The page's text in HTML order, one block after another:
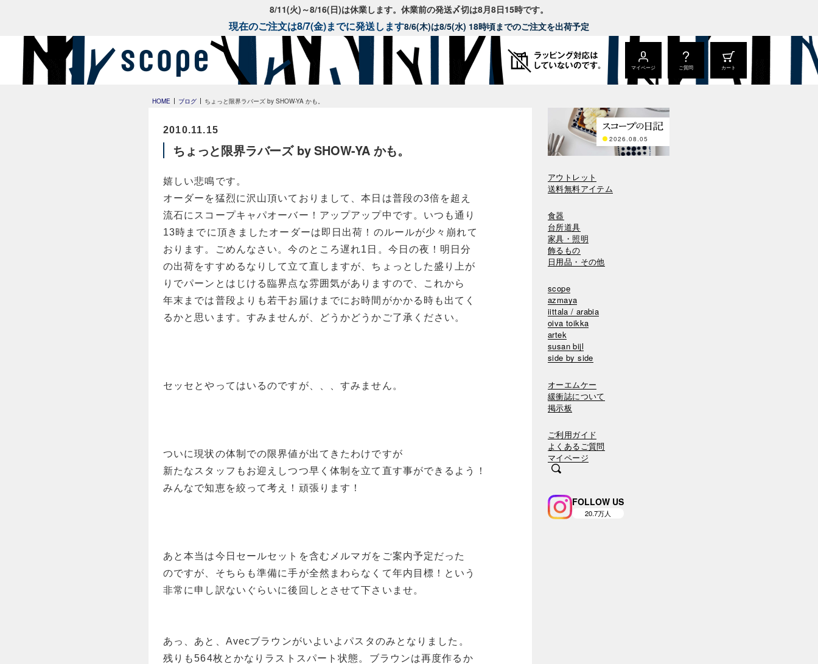
8/11(火)～8/16(日)は休業します。休業前の発送〆切は8月8日15時です。
現在のご注文は8/7(金)までに発送します8/6(木)は8/5(水) 18時頃までのご注文を出荷予定
マイページ ご質問 カート
HOME ブログ ちょっと限界ラバーズ by SHOW-YA かも。
2010.11.15
ちょっと限界ラバーズ by SHOW-YA かも。
嬉しい悲鳴です。
オーダーを猛烈に沢山頂いておりまして、本日は普段の3倍を超え
流石にスコープキャパオーバー！アップアップ中です。いつも通り
13時までに頂きましたオーダーは即日出荷！のルールが少々崩れて
おります。ごめんなさい。今のところ遅れ1日。今日の夜！明日分
の出荷をすすめるなりして立て直しますが、ちょっとした盛り上が
りでパーンとはじける臨界点な雰囲気がありますので、これから
年末までは普段よりも若干お届けまでにお時間がかかる時も出てく
るかと思います。すみませんが、どうかどうかご了承ください。
セッセとやってはいるのですが、、、すみません。
ついに現状の体制での限界値が出てきたわけですが
新たなスタッフもお迎えしつつ早く体制を立て直す事ができるよう！
みんなで知恵を絞って考え！頑張ります！
あと本当は今日セールセットを含むメルマガをご案内予定だった
のですが、そちらも準備に手が全然まわらなくて年内目標！という
非常に申し訳ないぐらいに後回しとさせて下さいませ。
あっ、あと、Avecブラウンがいよいよパスタのみとなりました。
残りも564枚とかなりラストスパート状態。ブラウンは再度作るか
2026.08.05
アウトレット
送料無料アイテム
食器
台所道具
家具・照明
飾るもの
日用品・その他
scope
azmaya
iittala / arabia
oiva toikka
artek
susan bijl
side by side
オーエムケー
緩衝誌について
掲示板
ご利用ガイド
よくあるご質問
マイページ
FOLLOW US